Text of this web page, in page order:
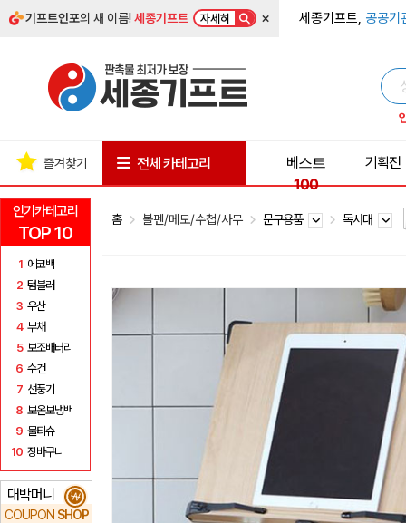
기프트인포의 새 이름!세종기프트 자세히 × 세종기프트, 공공기
인기카테고리
TOP 10
1 에코백
2 텀블러
3 우산
4 부채
5 보조배터리
6 수건
7 선풍기
8 보온보냉백
9 물티슈
10 장바구니
대박머니
COUPON SHOP
₩
즐겨찾기 전체 카테고리
베스트
100
기획전
홈 볼펜/메모/수첩/사무 문구용품 독서대